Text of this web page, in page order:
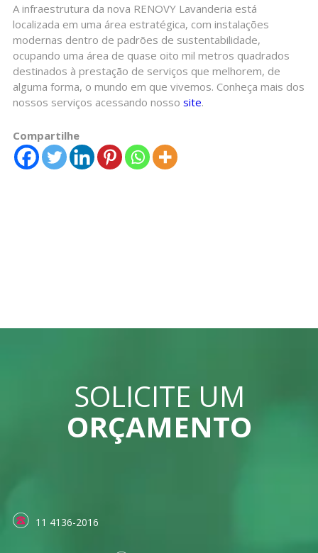
A infraestrutura da nova RENOVY Lavanderia está
localizada em uma área estratégica, com instalações
modernas dentro de padrões de sustentabilidade,
ocupando uma área de quase oito mil metros quadrados
destinados à prestação de serviços que melhorem, de
alguma forma, o mundo em que vivemos. Conheça mais dos
nossos serviços acessando nosso site.
Compartilhe
SOLICITE UM
ORÇAMENTO
11 4136-2016